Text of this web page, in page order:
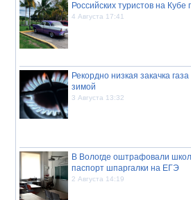
Российских туристов на Кубе
4 Августа 17:41
Рекордно низкая закачка
зимой
3 Августа 13:32
В Вологде оштрафовали
паспорт шпаргалки на ЕГЭ
2 Августа 14:19